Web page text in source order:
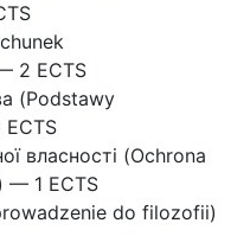
2 ECTS
(Podstawy
власності (Ochrona
— 1 ECTS
do filozofii)